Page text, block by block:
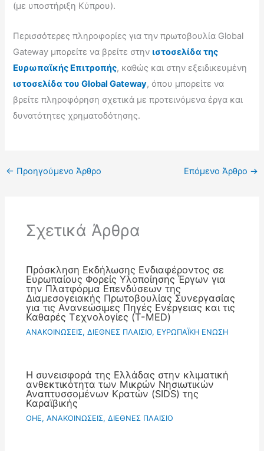
(με υποστήριξη Κύπρου).
Περισσότερες πληροφορίες για την πρωτοβουλία Global
Gateway μπορείτε να βρείτε στην ιστοσελίδα της
Ευρωπαϊκής Επιτροπής, καθώς και στην εξειδικευμένη
ιστοσελίδα του Global Gateway, όπου μπορείτε να
βρείτε πληροφόρηση σχετικά με προτεινόμενα έργα και
δυνατότητες χρηματοδότησης.
← Προηγούμενο Άρθρο Επόμενο Άρθρο →
Σχετικά Άρθρα
Πρόσκληση Εκδήλωσης Ενδιαφέροντος σε
Ευρωπαίους Φορείς Υλοποίησης Έργων για
την Πλατφόρμα Επενδύσεων της
Διαμεσογειακής Πρωτοβουλίας Συνεργασίας
για τις Ανανεώσιμες Πηγές Ενέργειας και τις
Καθαρές Τεχνολογίες (T-MED)
ΑΝΑΚΟΙΝΩΣΕΙΣ,ΔΙΕΘΝΕΣ ΠΛΑΙΣΙΟ, ΕΥΡΩΠΑΪΚΗ ΕΝΩΣΗ
Η συνεισφορά της Ελλάδας στην κλιματική
ανθεκτικότητα των Μικρών Νησιωτικών
Αναπτυσσομένων Κρατών (SIDS) της
Καραϊβικής
OHE,ΑΝΑΚΟΙΝΩΣΕΙΣ,ΔΙΕΘΝΕΣ ΠΛΑΙΣΙΟ